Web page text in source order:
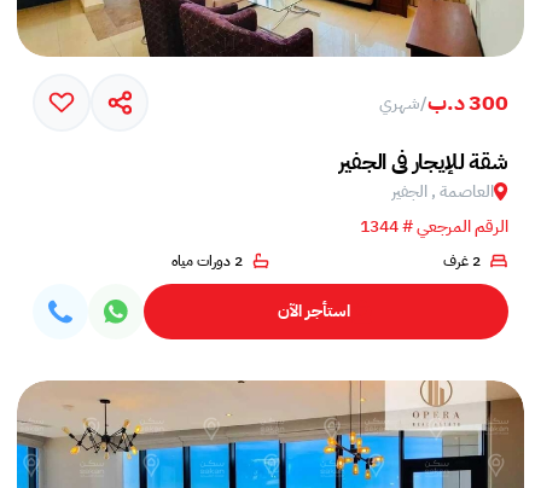
300 د.ب /شهري
شقة للإيجار في الجفير
العاصمة , الجفير
الرقم المرجعي # 1344
2 غرف 2 دورات مياه
استأجر الآن